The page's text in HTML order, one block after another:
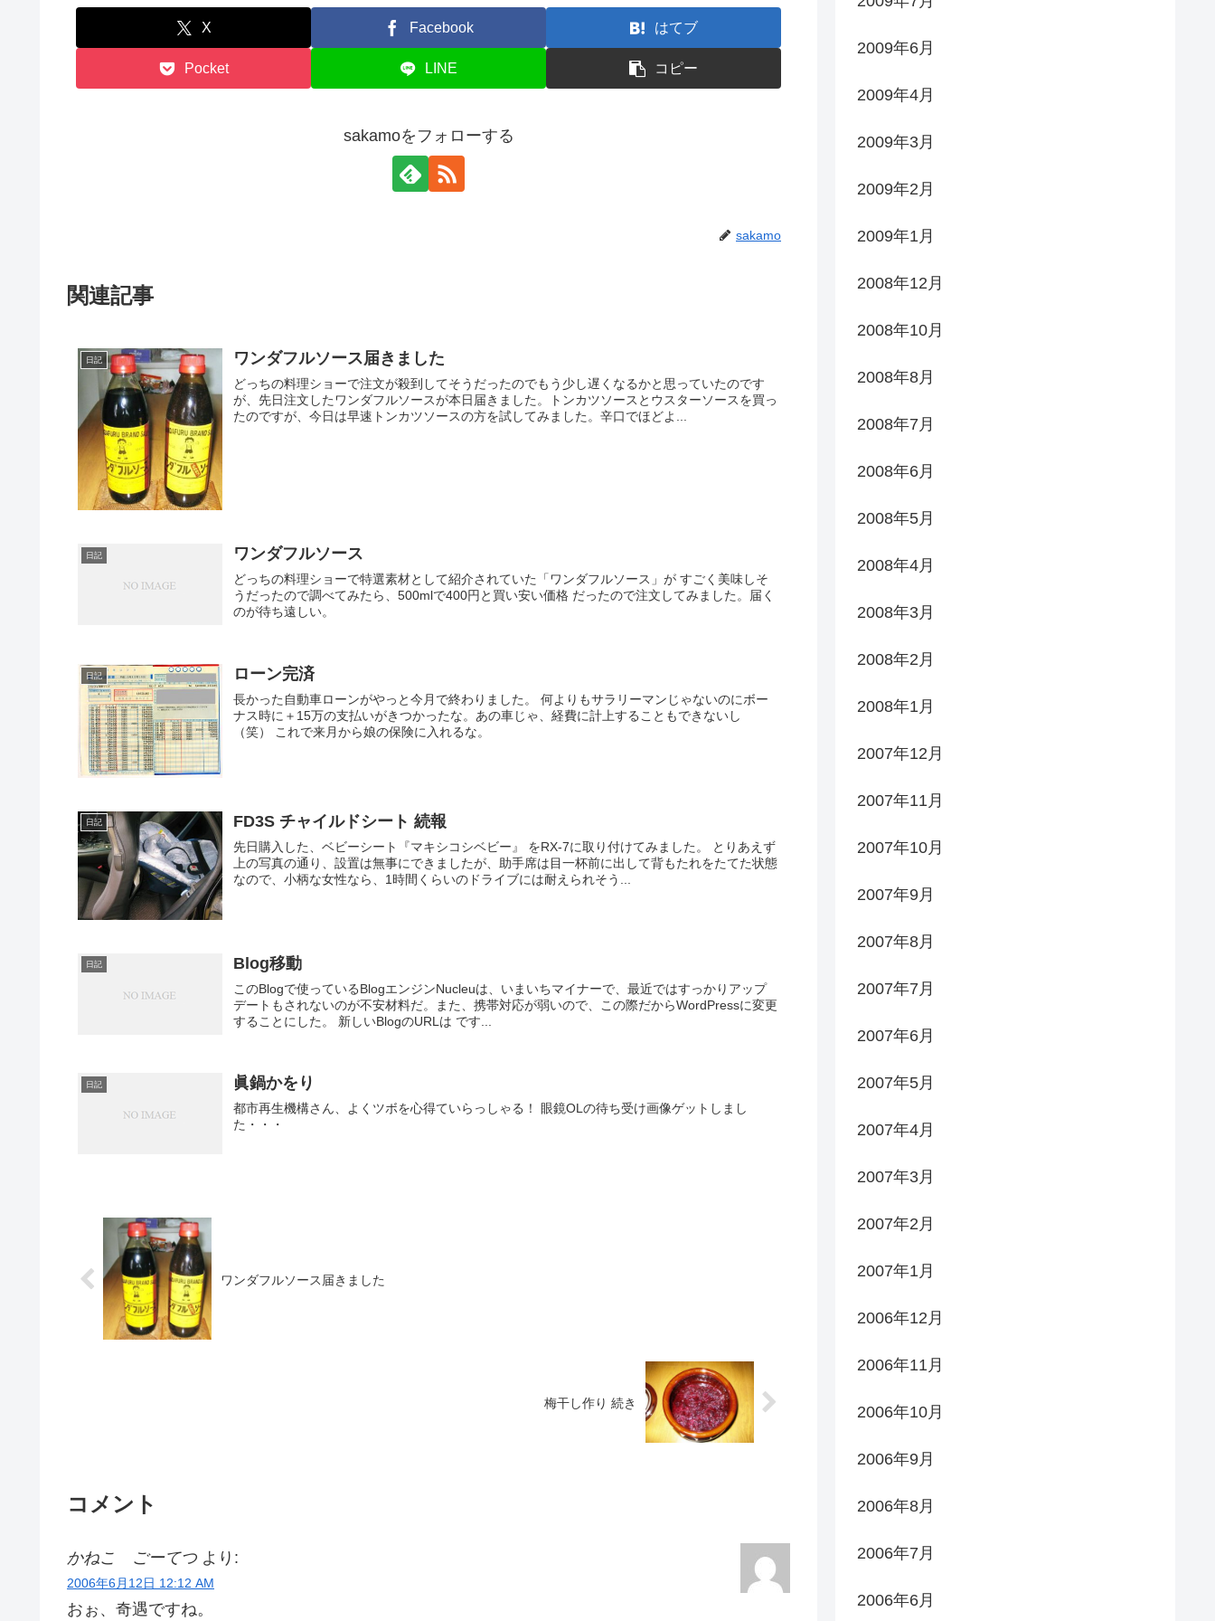
X Facebook はてブ
Pocket LINE コピー
sakamoをフォローする
sakamo
関連記事
日記 ワンダフルソース届きました
どっちの料理ショーで注文が殺到してそうだったのでもう少し遅くなるかと思っていたのです
が、先日注文したワンダフルソースが本日届きました。トンカツソースとウスターソースを買っ
たのですが、今日は早速トンカツソースの方を試してみました。辛口でほどよ...
日記 ワンダフルソース
どっちの料理ショーで特選素材として紹介されていた「ワンダフルソース」が すごく美味しそ
うだったので調べてみたら、500mlで400円と買い安い価格 だったので注文してみました。届く
のが待ち遠しい。
日記 ローン完済
長かった自動車ローンがやっと今月で終わりました。 何よりもサラリーマンじゃないのにボー
ナス時に＋15万の支払いがきつかったな。あの車じゃ、経費に計上することもできないし
（笑） これで来月から娘の保険に入れるな。
日記 FD3S チャイルドシート 続報
先日購入した、ベビーシート『マキシコシベビー』 をRX-7に取り付けてみました。 とりあえず
上の写真の通り、設置は無事にできましたが、助手席は目一杯前に出して背もたれをたてた状態
なので、小柄な女性なら、1時間くらいのドライブには耐えられそう...
日記 Blog移動
このBlogで使っているBlogエンジンNucleuは、いまいちマイナーで、最近ではすっかりアップ
デートもされないのが不安材料だ。また、携帯対応が弱いので、この際だからWordPressに変更
することにした。 新しいBlogのURLは です...
日記 眞鍋かをり
都市再生機構さん、よくツボを心得ていらっしゃる！ 眼鏡OLの待ち受け画像ゲットしまし
た・・・
ワンダフルソース届きました
梅干し作り 続き
コメント
かねこ ごーてつ より:
2006年6月12日 12:12 AM
おぉ、奇遇ですね。
2009年6月
2009年4月
2009年3月
2009年2月
2009年1月
2008年12月
2008年10月
2008年8月
2008年7月
2008年6月
2008年5月
2008年4月
2008年3月
2008年2月
2008年1月
2007年12月
2007年11月
2007年10月
2007年9月
2007年8月
2007年7月
2007年6月
2007年5月
2007年4月
2007年3月
2007年2月
2007年1月
2006年12月
2006年11月
2006年10月
2006年9月
2006年8月
2006年7月
2006年6月